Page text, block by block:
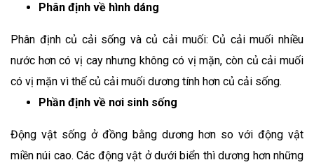
Phân định về hình dáng
Phân định củ cải sống và củ cải muối: Củ cải muối nhiều
nước hơn có vị cay nhưng không có vị mặn, còn củ cải muối
có vị mặn vì thế củ cải muối dương tính hơn củ cải sống.
Phần định về nơi sinh sống
Động vật sống ở đồng bằng dương hơn so với động vật
miền núi cao. Các động vật ở dưới biển thì dương hơn những